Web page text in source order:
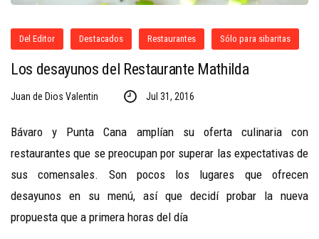
Del Editor Destacados Restaurantes Sólo para sibaritas
Los desayunos del Restaurante Mathilda
Juan de Dios Valentin Jul 31, 2016
Bávaro y Punta Cana amplían su oferta culinaria con
restaurantes que se preocupan por superar las expectativas de
sus comensales. Son pocos los lugares que ofrecen
desayunos en su menú, así que decidí probar la nueva
propuesta que a primera horas del día